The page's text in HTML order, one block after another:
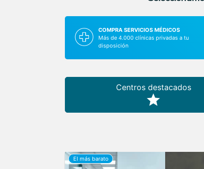
COMPRA SERVICIOS MÉDICOS
Más de 4.000 clínicas privadas a tu
disposición
Centros destacados